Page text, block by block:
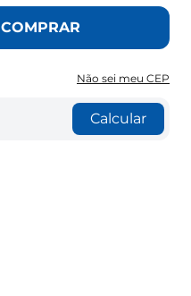
COMPRAR
Não sei meu CEP
Calcular